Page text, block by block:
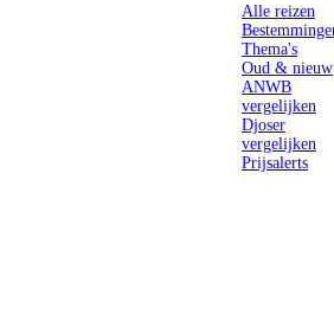
Alle reizen
Thema's
Oud & nieuw
ANWB
vergelijken
Djoser
vergelijken
Prijsalerts